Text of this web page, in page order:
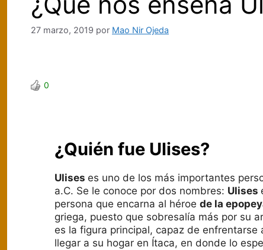
27 marzo, 2019 por Mao Nir Ojeda
0
¿Quién fue Ulises?
Ulises es uno de los más importantes
a.C. Se le conoce por dos nombres: Ulises
persona que encarna al héroe de la
griega, puesto que sobresalía más por su
es la figura principal, capaz de
llegar a su hogar en Ítaca, en donde lo